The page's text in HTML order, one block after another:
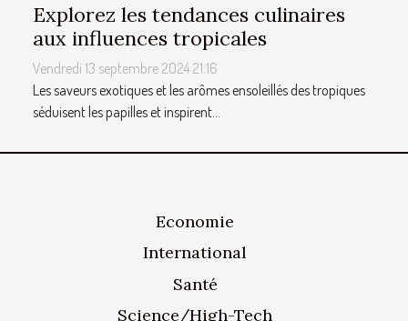
Explorez les tendances culinaires
aux influences tropicales
Vendredi 13 septembre 2024 21:16
Les saveurs exotiques et les arômes ensoleillés des tropiques
séduisent les papilles et inspirent...
Economie
International
Santé
Science/High-Tech